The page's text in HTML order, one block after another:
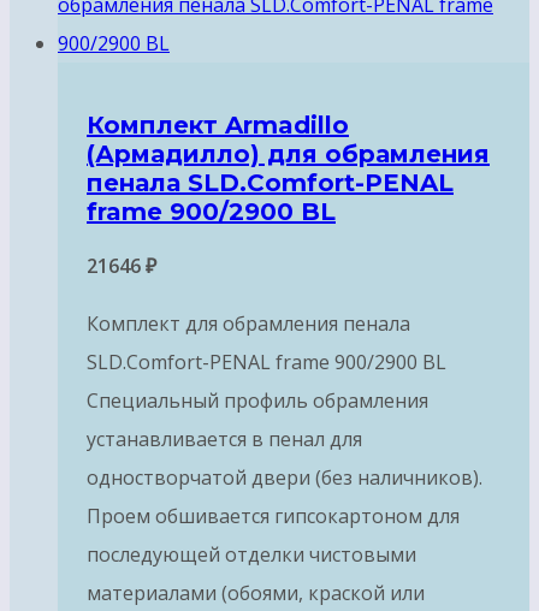
Комплект Armadillo
(Армадилло) для обрамления
пенала SLD.Comfort-PENAL
frame 900/2900 BL
21646₽
Комплект для обрамления пенала
SLD.Comfort-PENAL frame 900/2900 BL
Специальный профиль обрамления
устанавливается в пенал для
одностворчатой двери (без наличников).
Проем обшивается гипсокартоном для
последующей отделки чистовыми
материалами (обоями, краской или